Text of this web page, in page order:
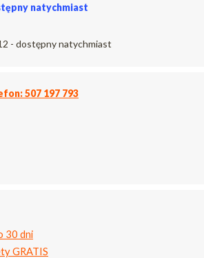
natychmiast
- dostępny natychmiast
507 197 793
30 dni
GRATIS